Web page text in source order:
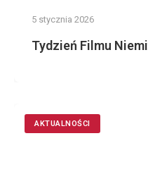
5 stycznia 2026
Tydzień Filmu
AKTUALNOŚCI